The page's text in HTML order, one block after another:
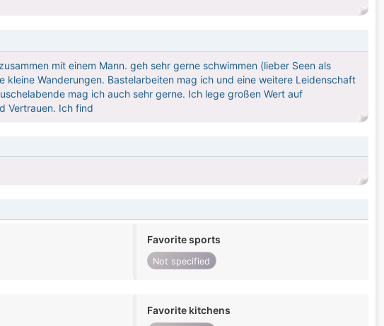
mit einem Mann. geh sehr gerne schwimmen (lieber Seen als
Wanderungen. Bastelarbeiten mag ich und eine weitere Leidenschaft
mag ich auch sehr gerne. Ich lege großen Wert auf
Vertrauen. Ich find
Favorite sports
Not specified
Favorite kitchens